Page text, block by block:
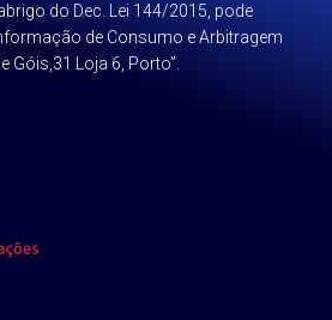
do Dec. Lei 144/2015, pode
de Consumo e Arbitragem
Góis,31 Loja 6, Porto”.